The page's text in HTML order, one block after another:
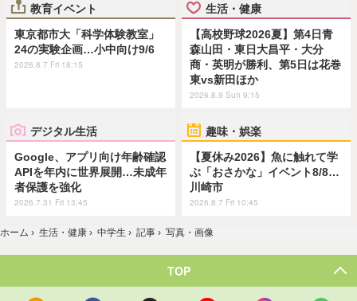
教育イベント
東京都市大「科学体験教室」
24の実験企画…小中向け9/6
2026.8.7 Fri 18:15
生活・健康
【高校野球2026夏】第4日青
森山田・東日大昌平・大分
商・英明が勝利、第5日は花巻
東vs新田ほか
2026.8.9 Sun 9:15
デジタル生活
Google、アプリ向け年齢確認
APIを年内に世界展開…未成年
者保護を強化
2026.7.31 Fri 13:45
趣味・娯楽
【夏休み2026】魚に触れて学
ぶ「おさかな」イベント8/8…
川崎市
2026.8.7 Fri 10:45
ホーム › 生活・健康 › 中学生 › 記事 › 写真・画像
TOP